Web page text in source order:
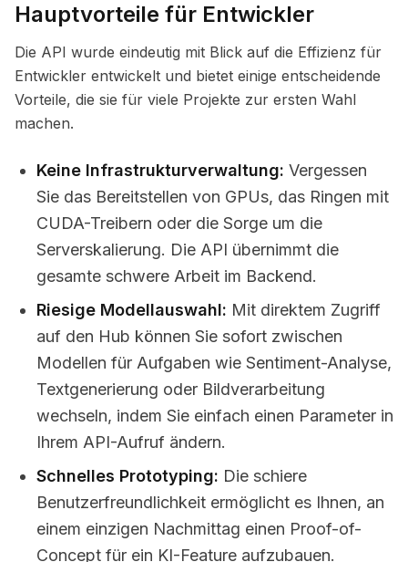
Hauptvorteile für Entwickler
Die API wurde eindeutig mit Blick auf die Effizienz für
Entwickler entwickelt und bietet einige entscheidende
Vorteile, die sie für viele Projekte zur ersten Wahl
machen.
Keine Infrastrukturverwaltung: Vergessen
Sie das Bereitstellen von GPUs, das Ringen mit
CUDA-Treibern oder die Sorge um die
Serverskalierung. Die API übernimmt die
gesamte schwere Arbeit im Backend.
Riesige Modellauswahl: Mit direktem Zugriff
auf den Hub können Sie sofort zwischen
Modellen für Aufgaben wie Sentiment-Analyse,
Textgenerierung oder Bildverarbeitung
wechseln, indem Sie einfach einen Parameter in
Ihrem API-Aufruf ändern.
Schnelles Prototyping: Die schiere
Benutzerfreundlichkeit ermöglicht es Ihnen, an
einem einzigen Nachmittag einen Proof-of-
Concept für ein KI-Feature aufzubauen.